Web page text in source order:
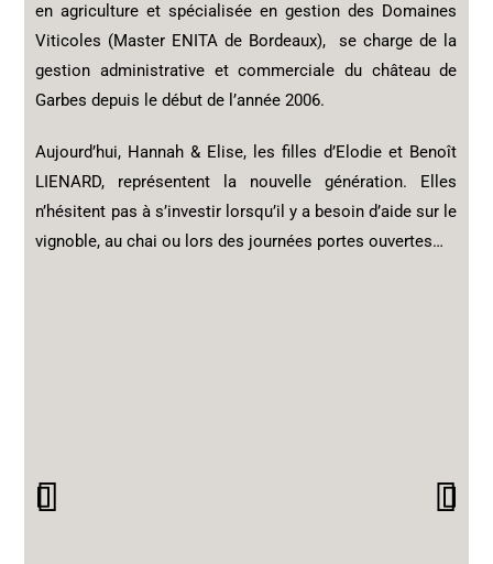
en agriculture et spécialisée en gestion des Domaines
Viticoles (Master ENITA de Bordeaux), se charge de la
gestion administrative et commerciale du château de
Garbes depuis le début de l’année 2006.
Aujourd’hui, Hannah & Elise, les filles d’Elodie et Benoît
LIENARD, représentent la nouvelle génération. Elles
n’hésitent pas à s’investir lorsqu’il y a besoin d’aide sur le
vignoble, au chai ou lors des journées portes ouvertes…